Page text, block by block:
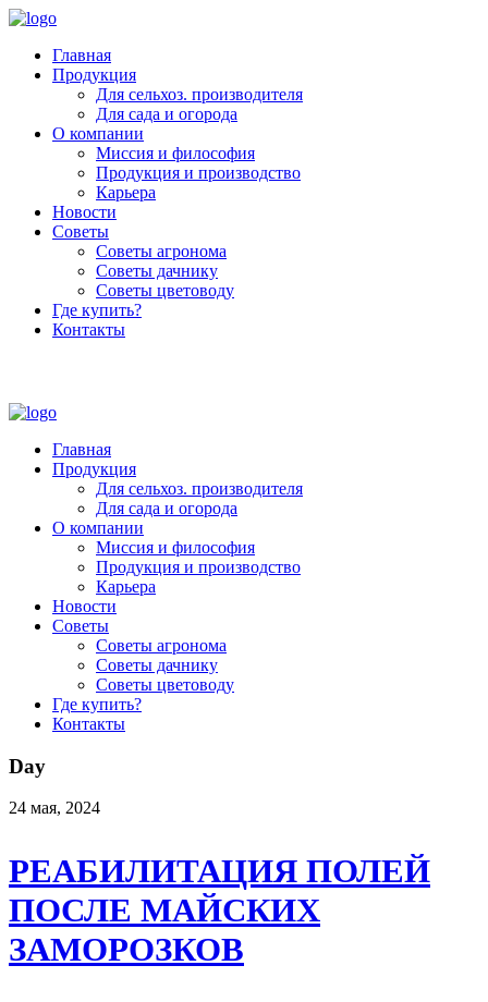
Главная
Продукция
Для сельхоз. производителя
Для сада и огорода
О компании
Миссия и философия
Продукция и производство
Карьера
Новости
Советы
Советы агронома
Советы дачнику
Советы цветоводу
Где купить?
Контакты
Главная
Продукция
Для сельхоз. производителя
Для сада и огорода
О компании
Миссия и философия
Продукция и производство
Карьера
Новости
Советы
Советы агронома
Советы дачнику
Советы цветоводу
Где купить?
Контакты
Day
24 мая, 2024
РЕАБИЛИТАЦИЯ ПОЛЕЙ
ПОСЛЕ МАЙСКИХ
ЗАМОРОЗКОВ